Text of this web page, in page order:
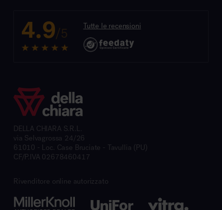
4.9/5 Tutte le recensioni
DELLA CHIARA S.R.L.
via Selvagrossa 24/26
61010 - Loc. Case Bruciate - Tavullia (PU)
CF/P.IVA 02678460417
Rivenditore online autorizzato